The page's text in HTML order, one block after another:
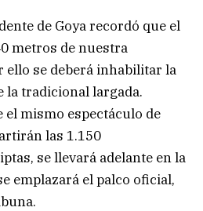
de Goya recordó que el
metros de nuestra
ello se deberá inhabilitar la
la tradicional largada.
mismo espectáculo de
las 1.150
se llevará adelante en la
emplazará el palco oficial,